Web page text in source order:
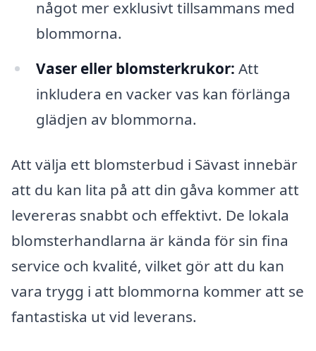
något mer exklusivt tillsammans med
blommorna.
Vaser eller blomsterkrukor: Att
inkludera en vacker vas kan förlänga
glädjen av blommorna.
Att välja ett blomsterbud i Sävast innebär
att du kan lita på att din gåva kommer att
levereras snabbt och effektivt. De lokala
blomsterhandlarna är kända för sin fina
service och kvalité, vilket gör att du kan
vara trygg i att blommorna kommer att se
fantastiska ut vid leverans.